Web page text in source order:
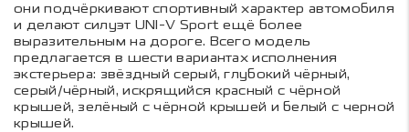
они подчёркивают спортивный характер автомобиля
и делают силуэт UNI-V Sport ещё более
выразительным на дороге. Всего модель
предлагается в шести вариантах исполнения
экстерьера: звёздный серый, глубокий чёрный,
серый/чёрный, искрящийся красный с чёрной
крышей, зелёный с чёрной крышей и белый с черной
крышей.